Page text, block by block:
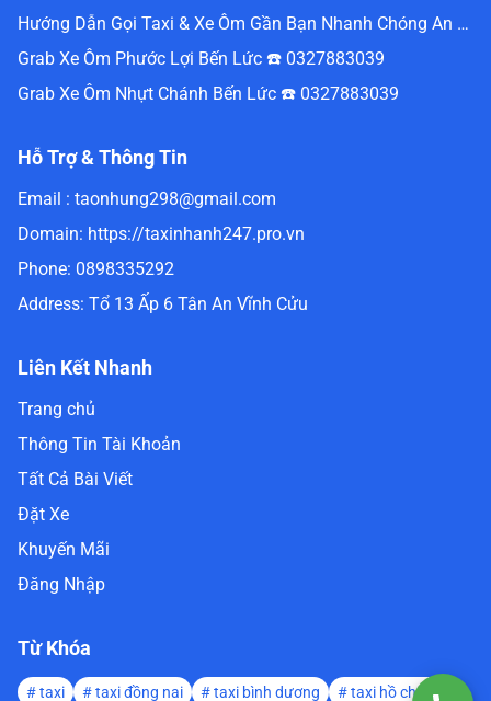
Hướng Dẫn Gọi Taxi & Xe Ôm Gần Bạn Nhanh Chóng An Toàn Nhất Website Đặt Grab Miền Nam 0336488240
Grab Xe Ôm Phước Lợi Bến Lức ☎️ 0327883039
Grab Xe Ôm Nhựt Chánh Bến Lức ☎️ 0327883039
Hỗ Trợ & Thông Tin
Email : taonhung298@gmail.com
Domain: https://taxinhanh247.pro.vn
Phone: 0898335292
Address: Tổ 13 Ấp 6 Tân An Vĩnh Cửu
Liên Kết Nhanh
Trang chủ
Thông Tin Tài Khoản
Tất Cả Bài Viết
Đặt Xe
Khuyến Mãi
Đăng Nhập
Từ Khóa
#taxi #taxi đồng nai #taxi bình dương #taxi hồ chí minh